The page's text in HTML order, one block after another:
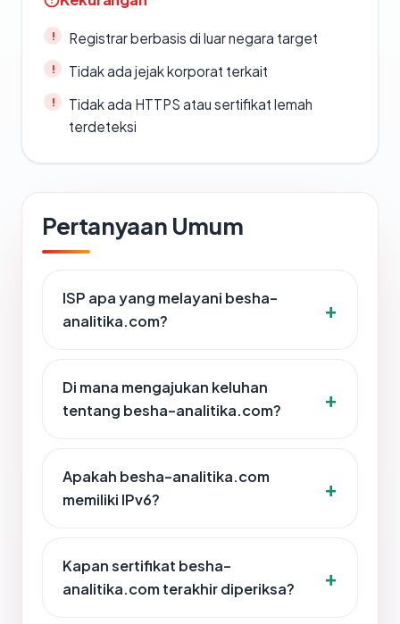
Registrar berbasis di luar negara target
Tidak ada jejak korporat terkait
Tidak ada HTTPS atau sertifikat lemah
terdeteksi
Pertanyaan Umum
ISP apa yang melayani besha-
analitika.com?
Di mana mengajukan keluhan
tentang besha-analitika.com?
Apakah besha-analitika.com
memiliki IPv6?
Kapan sertifikat besha-
analitika.com terakhir diperiksa?